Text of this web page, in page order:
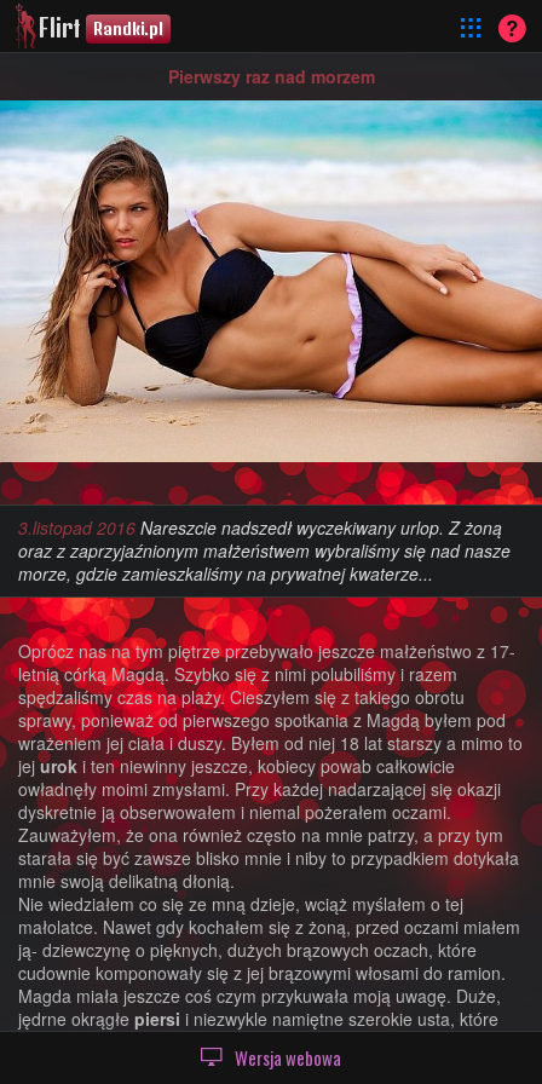
Flirt Randki.pl
Wersja webowa
Pierwszy raz nad morzem
3.listopad 2016 Nareszcie nadszedł wyczekiwany urlop. Z żoną
oraz z zaprzyjaźnionym małżeństwem wybraliśmy się nad nasze
morze, gdzie zamieszkaliśmy na prywatnej kwaterze...
Oprócz nas na tym piętrze przebywało jeszcze małżeństwo z 17-
letnią córką Magdą. Szybko się z nimi polubiliśmy i razem
spędzaliśmy czas na plaży. Cieszyłem się z takiego obrotu
sprawy, ponieważ od pierwszego spotkania z Magdą byłem pod
wrażeniem jej ciała i duszy. Byłem od niej 18 lat starszy a mimo to
jejurok i ten niewinny jeszcze, kobiecy powab całkowicie
owładnęły moimi zmysłami. Przy każdej nadarzającej się okazji
dyskretnie ją obserwowałem i niemal pożerałem oczami.
Zauważyłem, że ona również często na mnie patrzy, a przy tym
starała się być zawsze blisko mnie i niby to przypadkiem dotykała
mnie swoją delikatną dłonią.
Nie wiedziałem co się ze mną dzieje, wciąż myślałem o tej
małolatce. Nawet gdy kochałem się z żoną, przed oczami miałem
ją- dziewczynę o pięknych, dużych brązowych oczach, które
cudownie komponowały się z jej brązowymi włosami do ramion.
Magda miała jeszcze coś czym przykuwała moją uwagę. Duże,
jędrne okrągłe piersi i niezwykle namiętne szerokie usta, które
doprowadzały mnie do obłędu!
Tak bardzo pragnąłem jej ciała- mócpieścić